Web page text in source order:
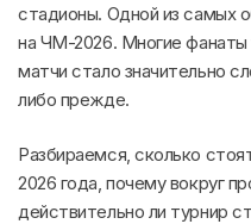
стадионы. Одной из самых
на ЧМ-2026. Многие
матчи стало значительно
либо прежде.
Разбираемся, сколько
2026 года, почему вокруг
действительно ли турнир